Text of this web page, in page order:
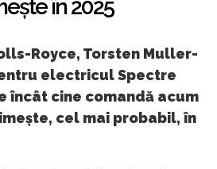
în 2025
Royce, Torsten Muller-
electricul Spectre
încât cine comandă acum
cel mai probabil, în